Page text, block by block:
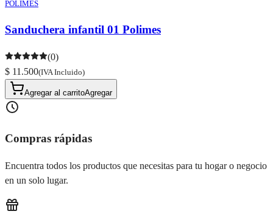
POLIMES
Sanduchera infantil 01 Polimes
(0)
$ 11.500(IVA Incluido)
Agregar al carritoAgregar
Compras rápidas
Encuentra todos los productos que necesitas para tu hogar o negocio
en un solo lugar.